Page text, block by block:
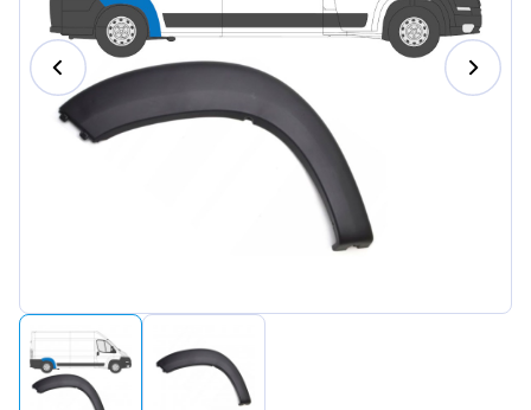
Hrvatski
Português
Slovenian
Latvian
Slovenčina